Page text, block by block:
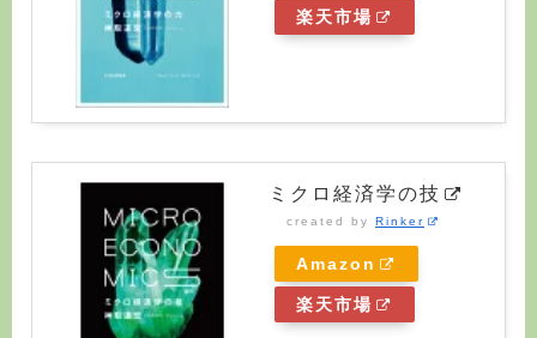
楽天市場
ミクロ経済学の技
created by Rinker
Amazon
楽天市場